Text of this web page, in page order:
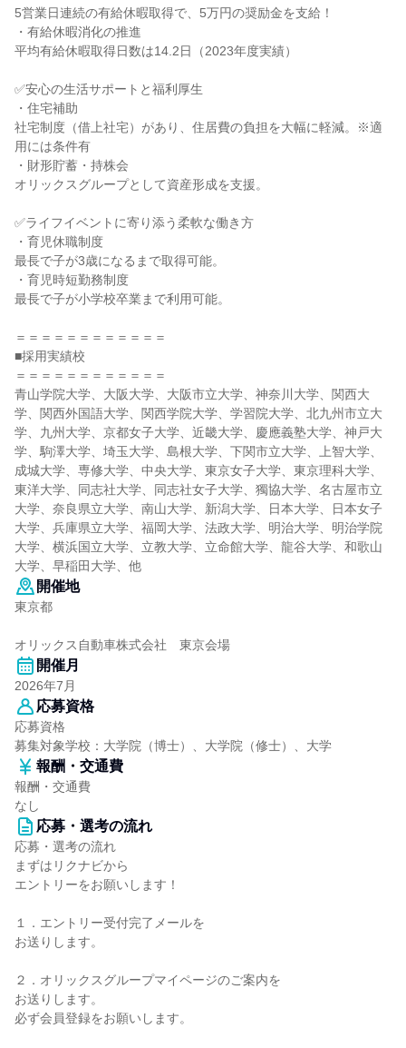
5営業日連続の有給休暇取得で、5万円の奨励金を支給！
・有給休暇消化の推進
平均有給休暇取得日数は14.2日（2023年度実績）
✅安心の生活サポートと福利厚生
・住宅補助
社宅制度（借上社宅）があり、住居費の負担を大幅に軽減。※適
用には条件有
・財形貯蓄・持株会
オリックスグループとして資産形成を支援。
✅ライフイベントに寄り添う柔軟な働き方
・育児休職制度
最長で子が3歳になるまで取得可能。
・育児時短勤務制度
最長で子が小学校卒業まで利用可能。
＝＝＝＝＝＝＝＝＝＝＝＝
■採用実績校
＝＝＝＝＝＝＝＝＝＝＝＝
青山学院大学、大阪大学、大阪市立大学、神奈川大学、関西大
学、関西外国語大学、関西学院大学、学習院大学、北九州市立大
学、九州大学、京都女子大学、近畿大学、慶應義塾大学、神戸大
学、駒澤大学、埼玉大学、島根大学、下関市立大学、上智大学、
成城大学、専修大学、中央大学、東京女子大学、東京理科大学、
東洋大学、同志社大学、同志社女子大学、獨協大学、名古屋市立
大学、奈良県立大学、南山大学、新潟大学、日本大学、日本女子
大学、兵庫県立大学、福岡大学、法政大学、明治大学、明治学院
大学、横浜国立大学、立教大学、立命館大学、龍谷大学、和歌山
大学、早稲田大学、他
開催地
東京都
オリックス自動車株式会社 東京会場
開催月
2026年7月
応募資格
応募資格
募集対象学校：大学院（博士）、大学院（修士）、大学
報酬・交通費
報酬・交通費
なし
応募・選考の流れ
応募・選考の流れ
まずはリクナビから
エントリーをお願いします！
１．エントリー受付完了メールを
お送りします。
２．オリックスグループマイページのご案内を
お送りします。
必ず会員登録をお願いします。